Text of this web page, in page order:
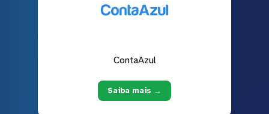
ContaAzul
Saiba mais →